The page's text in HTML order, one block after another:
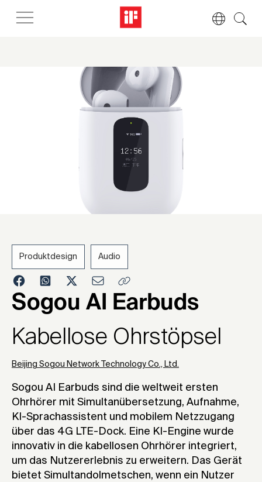
2021
Produktdesign Audio
Sogou AI Earbuds
Kabellose Ohrstöpsel
Beijing Sogou Network Technology Co., Ltd.
Sogou AI Earbuds sind die weltweit ersten
Ohrhörer mit Simultanübersetzung, Aufnahme,
KI-Sprachassistent und mobilem Netzzugang
über das 4G LTE-Dock. Eine KI-Engine wurde
innovativ in die kabellosen Ohrhörer integriert,
um das Nutzererlebnis zu erweitern. Das Gerät
bietet Simultandolmetschen, wenn ein Nutzer